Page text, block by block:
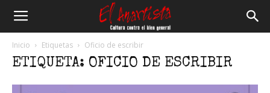
Inicio Etiquetas Oficio de escribir
ETIQUETA: OFICIO DE ESCRIBIR